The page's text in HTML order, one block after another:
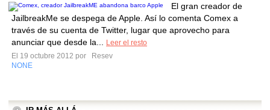
El gran creador de
JailbreakMe se despega de Apple. Así lo comenta Comex a
través de su cuenta de Twitter, lugar que aprovecho para
anunciar que desde la...
Leer el resto
El 19 octubre 2012 por
Resev
NONE